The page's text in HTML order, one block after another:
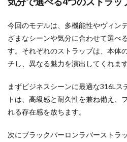
今回のモデルは、多機能性やヴィン
ざまなシーンや気分に合わせて選べ
す。それぞれのストラップは、本体
チし、異なる魅力を演出してくれます
まずビジネスシーンに最適な316Lス
トは、高級感と耐久性を兼ね備え、
れる存在感を放ちます。
次にブラックパーロンラバーストラ